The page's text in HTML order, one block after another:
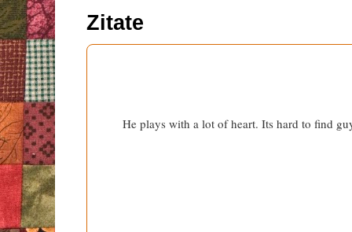
Zitate
He plays with a lot of heart. Its hard to find